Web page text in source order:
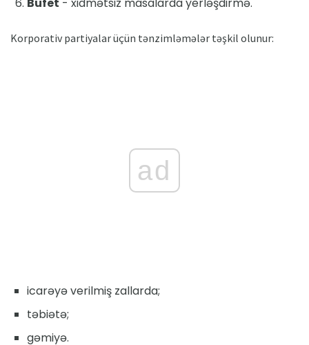
Bufet - xidmətsiz masalarda yerləşdirmə.
Korporativ partiyalar üçün tənzimləmələr təşkil olunur:
ad
icarəyə verilmiş zallarda;
təbiətə;
gəmiyə.